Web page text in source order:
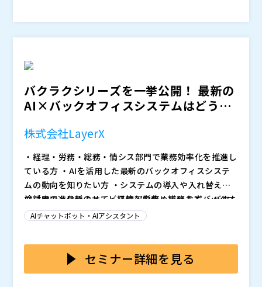
ナレッジが蓄積されるほど「活用できない」という矛盾
が起きがちです。ナレッジを“貯める”だけでなく、“更
ています。
せ・インシデントの中にこそ新しい知見が生まれている
にもかかわらず、それがナレッジに反映されないため、
活用を進めようとしても、学習させるデータの品質や最
属人化と更新漏れを断ち切り、業務プロセスと連動して
ナレッジを育てる仕組みが必要です。
し、更新が止まらない運用に落とし込むポイントを紹介
します。あわせて、FAQ整備やAI活用の前提となる“使
改善サイクルを回す設計の勘所をお伝えします。 ナレ
しながらAI活用につながる土台を整えたい方は、ぜひご
参加ください。
マジセミ株式会社（）
※共催、協賛、協力、講演企業は将来的に追加、削除さ
バクラクシリーズを一挙公開！ 最新の
AI×バックオフィスシステムはどう変
株式会社LayerX
・経理・労務・総務・情シス部門で業務効率化を推進し
ている方 ・AIを活用した最新のバックオフィスシステ
ムの動向を知りたい方 ・システムの導入や入れ替えを
検討中で、最新のサービス情報を集めている方 ・バク
ラクシリーズをまとめて俯瞰し、AIによる進化ポイント
AI活用の進化によって、経理・労務・総務などバックオ
フィスの業務はこれまで以上に効率化・高度化が可能に
新情報を一挙に公開。請求書受取や債権管理、経費精
算、法人カード決済、勤怠管理まで含めた幅広いナイン
AIチャットボット・AIアシスタント
セミナー詳細を見る